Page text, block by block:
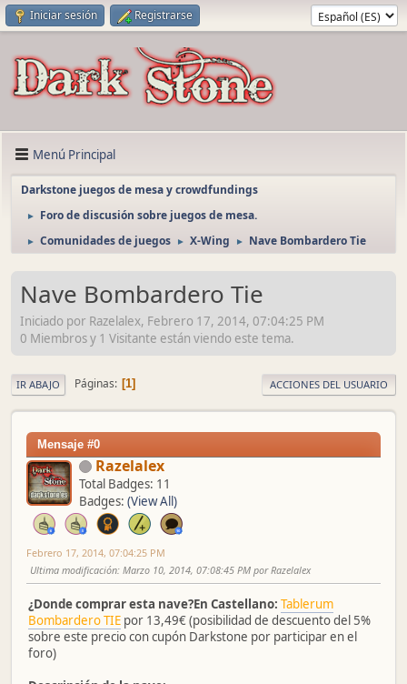
Iniciar sesión Registrarse
Menú Principal
Darkstone juegos de mesa y crowdfundings
► Foro de discusión sobre juegos de mesa.
► Comunidades de juegos ► X-Wing ► Nave Bombardero Tie
Nave Bombardero Tie
Iniciado por Razelalex, Febrero 17, 2014, 07:04:25 PM
0 Miembros y 1 Visitante están viendo este tema.
IR ABAJO Páginas 1 ACCIONES DEL USUARIO
Mensaje #0
Razelalex
Total Badges: 11
Badges: (View All)
Febrero 17, 2014, 07:04:25 PM
Ultima modificación: Marzo 10, 2014, 07:08:45 PM por Razelalex
¿Donde comprar esta nave?En Castellano: Tablerum
Bombardero TIE por 13,49€ (posibilidad de descuento del 5%
sobre este precio con cupón Darkstone por participar en el
foro)